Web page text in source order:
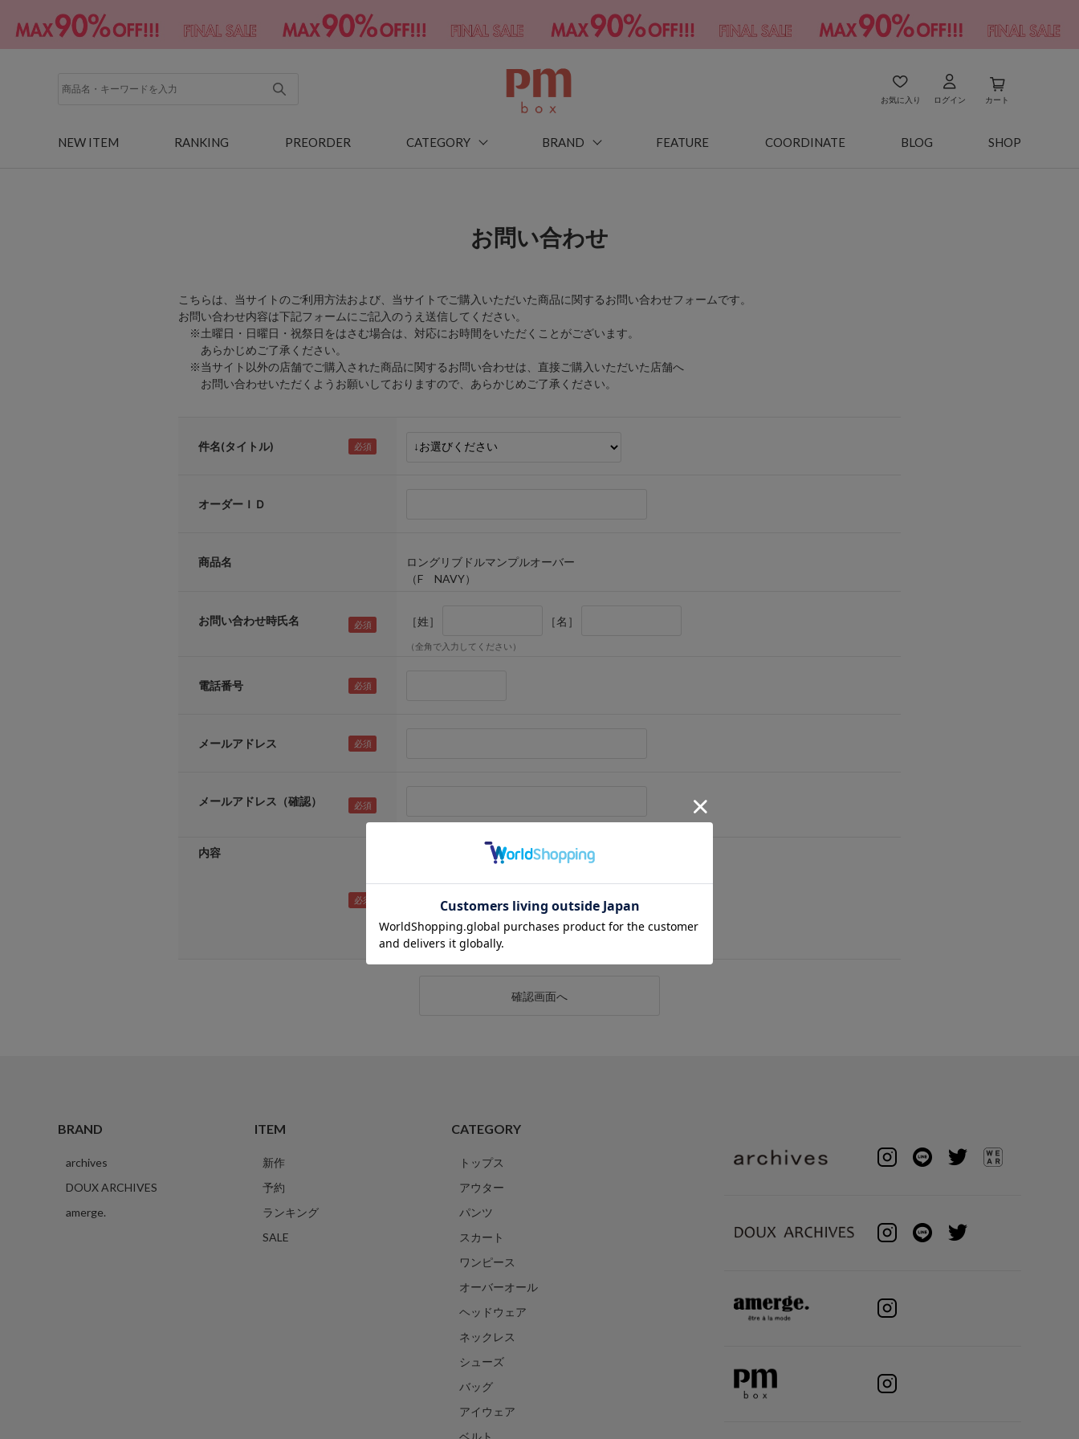
お気に入り ログイン カート
NEW ITEM RANKING PREORDER CATEGORY BRAND FEATURE COORDINATE BLOG SHOP
お問い合わせ
こちらは、当サイトのご利用方法および、当サイトでご購入いただいた商品に関するお問い合わせフォームです。
お問い合わせ内容は下記フォームにご記入のうえ送信してください。
※土曜日・日曜日・祝祭日をはさむ場合は、対応にお時間をいただくことがございます。
あらかじめご了承ください。
※当サイト以外の店舗でご購入された商品に関するお問い合わせは、直接ご購入いただいた店舗へ
お問い合わせいただくようお願いしておりますので、あらかじめご了承ください。
件名(タイトル)
オーダーＩＤ
商品名
ロングリブドルマンプルオーバー
（F NAVY）
お問い合わせ時氏名 ［姓］ ［名］
（全角で入力してください）
電話番号
メールアドレス
メールアドレス（確認）
内容
BRAND
archives
DOUX ARCHIVES
amerge.
ITEM
新作
予約
ランキング
SALE
CATEGORY
トップス
アウター
パンツ
スカート
ワンピース
オーバーオール
ヘッドウェア
ネックレス
シューズ
バッグ
アイウェア
ベルト